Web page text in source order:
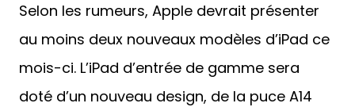
Selon les rumeurs, Apple devrait présenter
au moins deux nouveaux modèles d’iPad ce
mois-ci. L’iPad d’entrée de gamme sera
doté d’un nouveau design, de la puce A14